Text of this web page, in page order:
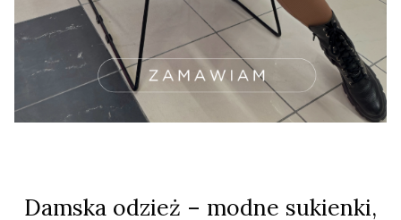
Damska odzież – modne sukienki,